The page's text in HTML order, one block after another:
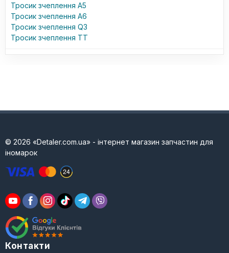
Тросик зчеплення A5
Тросик зчеплення A6
Тросик зчеплення Q3
Тросик зчеплення TT
© 2026 «Detaler.com.ua» - інтернет магазин запчастин для
іномарок
Контакти